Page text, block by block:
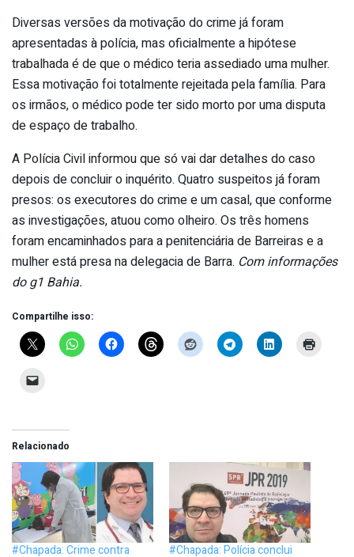
Diversas versões da motivação do crime já foram
apresentadas à polícia, mas oficialmente a hipótese
trabalhada é de que o médico teria assediado uma mulher.
Essa motivação foi totalmente rejeitada pela família. Para
os irmãos, o médico pode ter sido morto por uma disputa
de espaço de trabalho.
A Polícia Civil informou que só vai dar detalhes do caso
depois de concluir o inquérito. Quatro suspeitos já foram
presos: os executores do crime e um casal, que conforme
as investigações, atuou como olheiro. Os três homens
foram encaminhados para a penitenciária de Barreiras e a
mulher está presa na delegacia de Barra. Com informações
do g1 Bahia.
Compartilhe isso:
Relacionado
#Chapada: Crime contra #Chapada: Polícia conclui